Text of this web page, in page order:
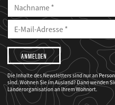
Nachname
E-
Mailadresse
E-
Adresse
Ich
möchte,
dass
der
WWF
mich
über
seine
Projekte
informiert.
Die Inhalte des Newsletters sind nur an
sind. Wohnen Sie im Ausland? Dann wenden
Länderorganisation an Ihrem Wohnort.